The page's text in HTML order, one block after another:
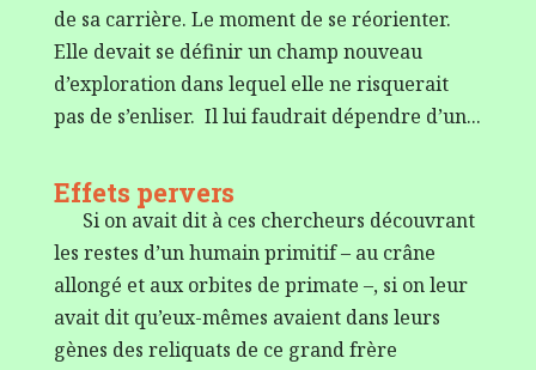
de sa carrière. Le moment de se réorienter.
Elle devait se définir un champ nouveau
d’exploration dans lequel elle ne risquerait
pas de s’enliser. Il lui faudrait dépendre d’un...
Effets pervers
Si on avait dit à ces chercheurs découvrant
les restes d’un humain primitif – au crâne
allongé et aux orbites de primate –, si on leur
avait dit qu’eux-mêmes avaient dans leurs
gènes des reliquats de ce grand frère